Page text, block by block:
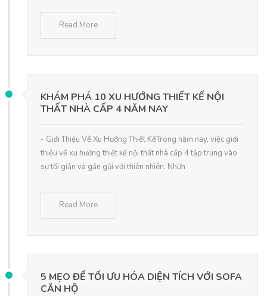
Read More
KHÁM PHÁ 10 XU HƯỚNG THIẾT KẾ NỘI
THẤT NHÀ CẤP 4 NĂM NAY
- Giới Thiệu Về Xu Hướng Thiết KếTrong năm nay, việc giới
thiệu về xu hướng thiết kế nội thất nhà cấp 4 tập trung vào
sự tối giản và gần gũi với thiên nhiên. Nhữn
Read More
5 MẸO ĐỂ TỐI ƯU HÓA DIỆN TÍCH VỚI SOFA
CĂN HỘ